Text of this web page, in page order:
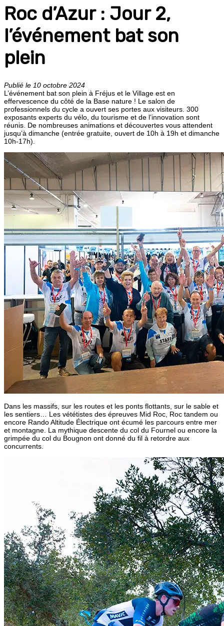
Roc d’Azur : Jour 2,
l’événement bat son
plein
Publié le 10 octobre 2024
L’événement bat son plein à Fréjus et le Village est en
effervescence du côté de la Base nature ! Le salon de
professionnels du cycle a ouvert ses portes aux visiteurs. 300
exposants experts du vélo, du tourisme et de l’innovation sont
réunis. De nombreuses animations et découvertes vous attendent
jusqu’à dimanche (entrée gratuite, ouvert de 10h à 19h et dimanche
10h-17h).
Dans les massifs, sur les routes et les ponts flottants, sur le sable et
les sentiers… Les vététistes des épreuves Mid Roc, Roc tandem ou
encore Rando Altitude Électrique ont écumé les parcours entre mer
et montagne. La mythique descente du col du Fournel ou encore la
grimpée du col du Bougnon ont donné du fil à retordre aux
concurrents.